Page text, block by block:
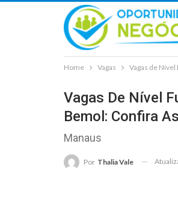
Home Vagas Vagas de
Vagas De Nível
Bemol: Confira
Manaus
Por Thalia Vale